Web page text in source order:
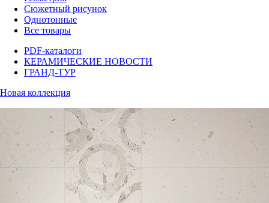
Сюжетный рисунок
Однотонные
Все товары
PDF-каталоги
КЕРАМИЧЕСКИЕ НОВОСТИ
ГРАНД-ТУР
Новая коллекция